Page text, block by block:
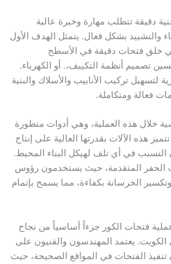
تتطلب مهارة وخبرة عالية
بشكل فعال. يتمثل الهدف الأول
دقيقة في الأسطح
أنظمة التكييف،. أو الكهرباء.
تركيب الأنابيب والأسلاك والبنية
ومتكاملة.
هذه العملية، وهي أدوات متطورة
بقدرتها العالية على إنتاج
في أي تلف لهيكل البناء المحيط.
المتقدمة، حيث يستخدمون رؤوس
بكفاءة، مما يسمح بإتمام
الكور جزءاً أساسياً من نجاح
يعتمد المهندسون والفنيون على
في المواقع الصحيحة، حيث